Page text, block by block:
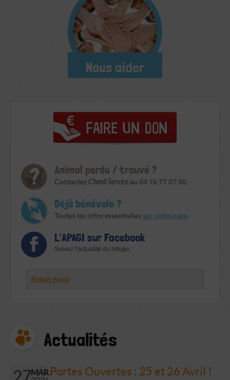
Nous aider
Animal perdu / trouvé ?
Contactez Chenil Service au 04 76 77 07 00.
Déjà bénévole ?
Toutes les infos essentielles sur cette page.
L'APAGI sur Facebook
Suivez l'actualité du refuge :
Refuge Apagi
Actualités
27MAR.Portes Ouvertes : 25 et 26 Avril !